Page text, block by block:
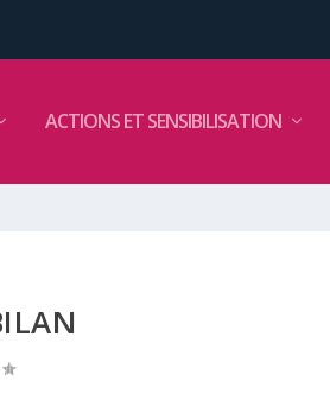
ACTIONS ET SENSIBILISATION